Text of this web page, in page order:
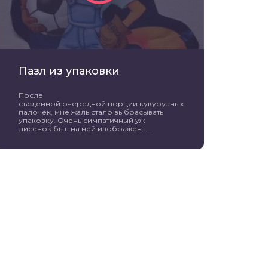
Пазл из упаковки
После
съеденной очередной порции кукурузных
палочек, мне жаль стало выбрасывать
упаковку. Очень симпатичный уж
лисенок был на ней изображен. ...